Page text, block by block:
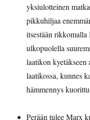
yksiulotteinen
pikkuhiljaa
itsestään rikkomalla
ulkopuolella
laatikon kyetäkseen
laatikossa, kunnes
hämmennys
Perään tulee Marx